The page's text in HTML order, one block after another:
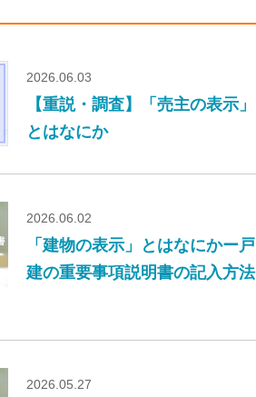
2026.06.03
【重説・調査】「売主の表示」
とはなにか
2026.06.02
「建物の表示」とはなにかー戸
建の重要事項説明書の記入方法
2026.05.27